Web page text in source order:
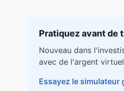
Pratiquez avant de
Nouveau dans
avec de l'argent
Essayez le simulateur